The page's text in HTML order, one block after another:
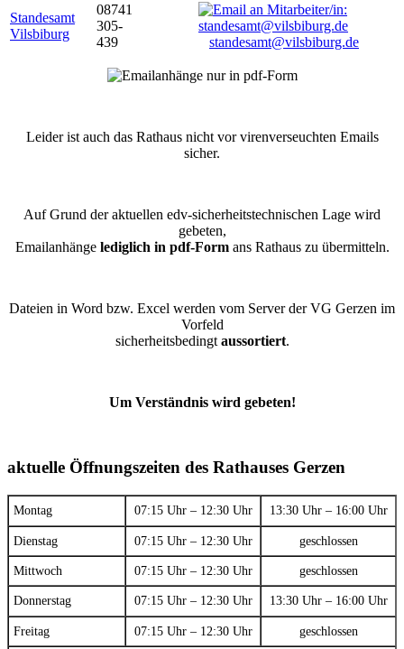
Standesamt
Vilsbiburg
08741
305-
439
standesamt@vilsbiburg.de
Leider ist auch das Rathaus nicht vor virenverseuchten Emails
sicher.
Auf Grund der aktuellen edv-sicherheitstechnischen Lage wird
gebeten,
Emailanhänge lediglich in pdf-Formans Rathaus zu übermitteln.
Dateien in Word bzw. Excel werden vom Server der VG Gerzen im
Vorfeld
sicherheitsbedingt aussortiert.
Um Verständnis wird gebeten!
aktuelle Öffnungszeiten des Rathauses Gerzen
Montag 07:15 Uhr – 12:30 Uhr 13:30 Uhr – 16:00 Uhr
Dienstag 07:15 Uhr – 12:30 Uhr geschlossen
Mittwoch 07:15 Uhr – 12:30 Uhr geschlossen
Donnerstag 07:15 Uhr – 12:30 Uhr 13:30 Uhr – 16:00 Uhr
Freitag 07:15 Uhr – 12:30 Uhr geschlossen